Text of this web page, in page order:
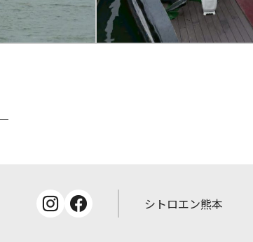
シトロエン熊本